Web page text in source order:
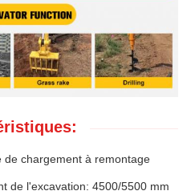
de chargement à remontage
de l'excavation: 4500/5500 mm